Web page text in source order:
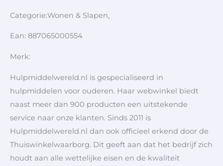
Categorie:Wonen & Slapen,
Ean: 887065000554
Merk:
Hulpmiddelwereld.nl is gespecialiseerd in
hulpmiddelen voor ouderen. Haar webwinkel biedt
naast meer dan 900 producten een uitstekende
service naar onze klanten. Sinds 2011 is
Hulpmiddelwereld.nl dan ook officieel erkend door de
Thuiswinkelwaarborg. Dit geeft aan dat het bedrijf zich
houdt aan alle wettelijke eisen en de kwaliteit